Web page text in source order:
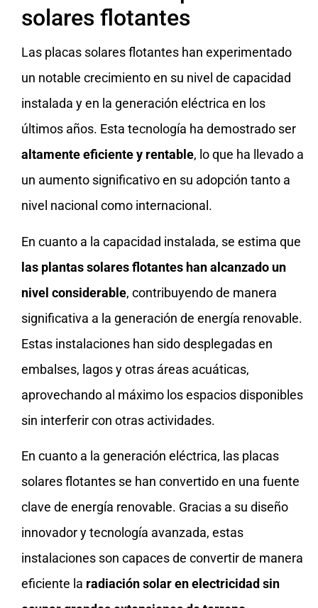
solares flotantes
Las placas solares flotantes han experimentado
un notable crecimiento en su nivel de capacidad
instalada y en la generación eléctrica en los
últimos años. Esta tecnología ha demostrado ser
altamente eficiente y rentable, lo que ha llevado a
un aumento significativo en su adopción tanto a
nivel nacional como internacional.
En cuanto a la capacidad instalada, se estima que
las plantas solares flotantes han alcanzado un
nivel considerable, contribuyendo de manera
significativa a la generación de energía renovable.
Estas instalaciones han sido desplegadas en
embalses, lagos y otras áreas acuáticas,
aprovechando al máximo los espacios disponibles
sin interferir con otras actividades.
En cuanto a la generación eléctrica, las placas
solares flotantes se han convertido en una fuente
clave de energía renovable. Gracias a su diseño
innovador y tecnología avanzada, estas
instalaciones son capaces de convertir de manera
eficiente la radiación solar en electricidad sin